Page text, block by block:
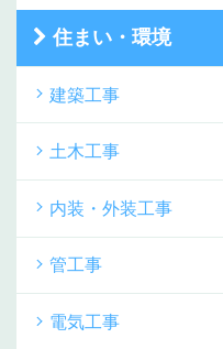
住まい・環境
建築工事
土木工事
内装・外装工事
管工事
電気工事